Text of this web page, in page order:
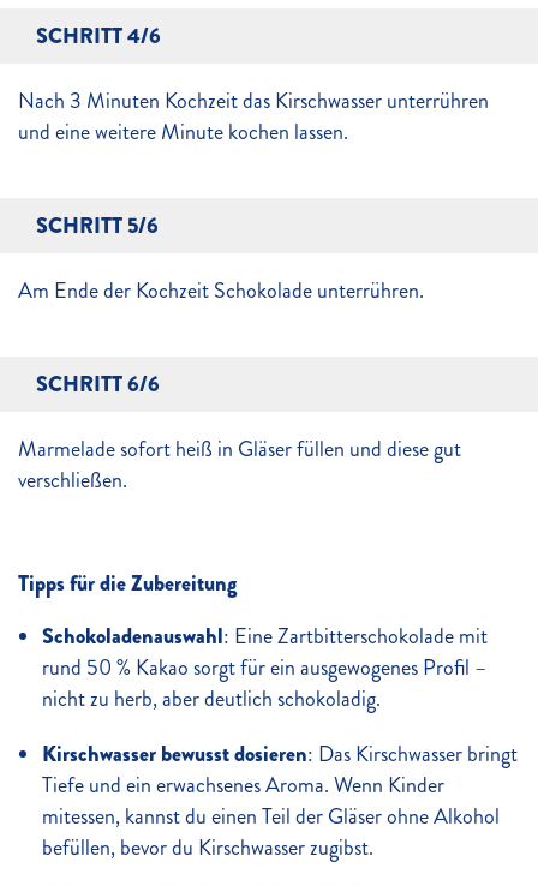
SCHRITT 4/6
Nach 3 Minuten Kochzeit das Kirschwasser unterrühren
und eine weitere Minute kochen lassen.
SCHRITT 5/6
Am Ende der Kochzeit Schokolade unterrühren.
SCHRITT 6/6
Marmelade sofort heiß in Gläser füllen und diese gut
verschließen.
Tipps für die Zubereitung
Schokoladenauswahl: Eine Zartbitterschokolade mit
rund 50 % Kakao sorgt für ein ausgewogenes Profil –
nicht zu herb, aber deutlich schokoladig.
Kirschwasser bewusst dosieren: Das Kirschwasser bringt
Tiefe und ein erwachsenes Aroma. Wenn Kinder
mitessen, kannst du einen Teil der Gläser ohne Alkohol
befüllen, bevor du Kirschwasser zugibst.